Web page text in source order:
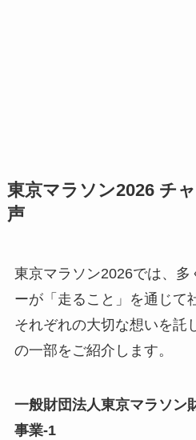
東京マラソン2026 チ
声
東京マラソン2026では、多
ーが「走ること」を通じて
それぞれの大切な想いを託
の一部をご紹介します。
一般財団法人東京マラソン
事業-1